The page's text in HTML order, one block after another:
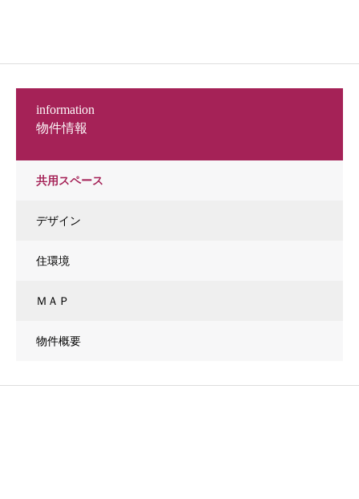
物件情報
information
共用スペース
デザイン
住環境
ＭＡＰ
物件概要